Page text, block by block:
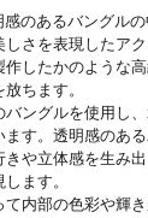
感のあるバングル
さを表現したア
したかのような
ちます。
ングルを使用し
す。透明感のあ
や立体感を生み
ます。
内部の色彩や輝